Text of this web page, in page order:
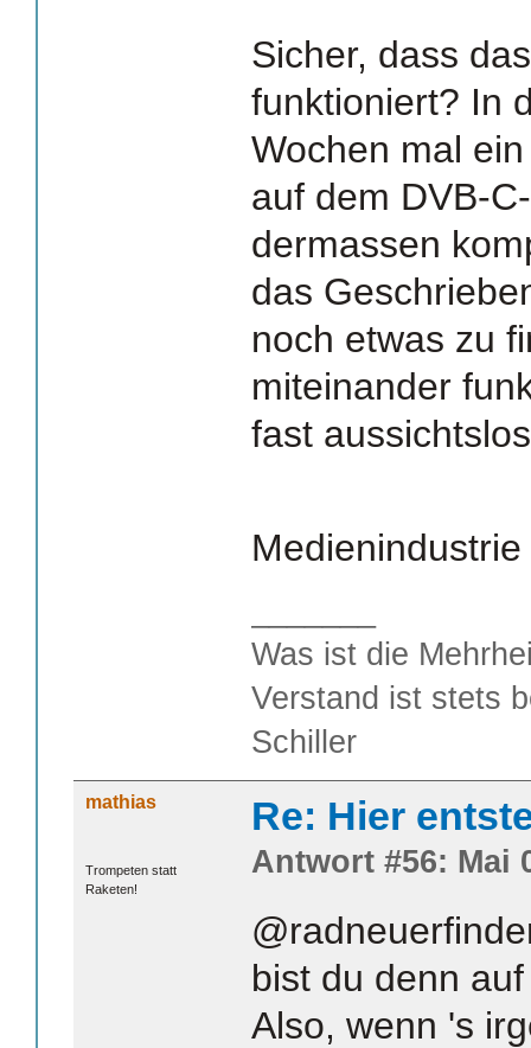
Sicher, dass
funktioniert? In
Wochen mal
auf dem DVB-
dermassen
das
noch etwas zu
miteinander
fast
Was ist die
Verstand ist stets
Schiller
mathias
Trompeten statt
Raketen!
Re: Hier
Antwort #56: Mai
bist du denn
Also, wenn 's